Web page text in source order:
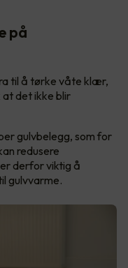
på
til å tørke våte klær,
det ikke blir
gulvbelegg, som for
redusere
derfor viktig å
gulvvarme.